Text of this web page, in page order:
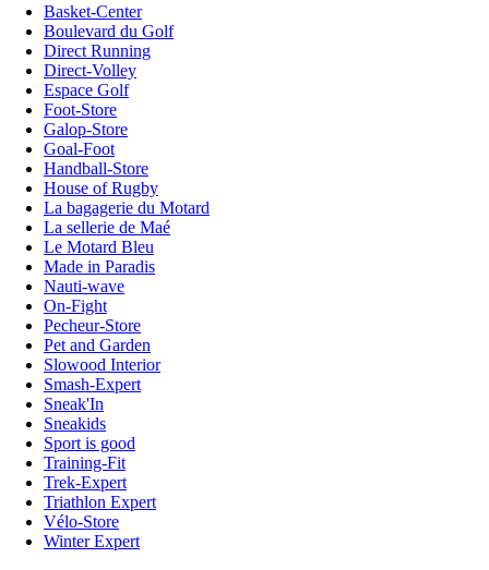
Basket-Center
Boulevard du Golf
Direct Running
Direct-Volley
Espace Golf
Foot-Store
Galop-Store
Goal-Foot
Handball-Store
House of Rugby
La bagagerie du Motard
La sellerie de Maé
Le Motard Bleu
Made in Paradis
Nauti-wave
On-Fight
Pecheur-Store
Pet and Garden
Slowood Interior
Smash-Expert
Sneak'In
Sneakids
Sport is good
Training-Fit
Trek-Expert
Triathlon Expert
Vélo-Store
Winter Expert